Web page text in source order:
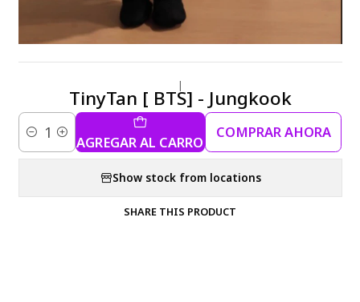
|
TinyTan [ BTS] - Jungkook
Cantidad AGREGAR AL CARRO
COMPRAR AHORA
Show stock from locations
SHARE THIS PRODUCT